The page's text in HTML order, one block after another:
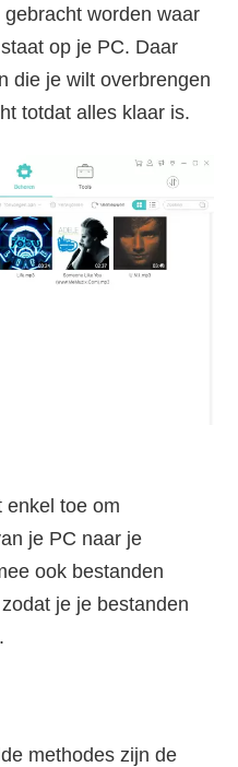
worden waar
op je PC. Daar
die je wilt overbrengen
totdat alles klaar is.
enkel toe om
je PC naar je
ook bestanden
je je bestanden
methodes zijn de